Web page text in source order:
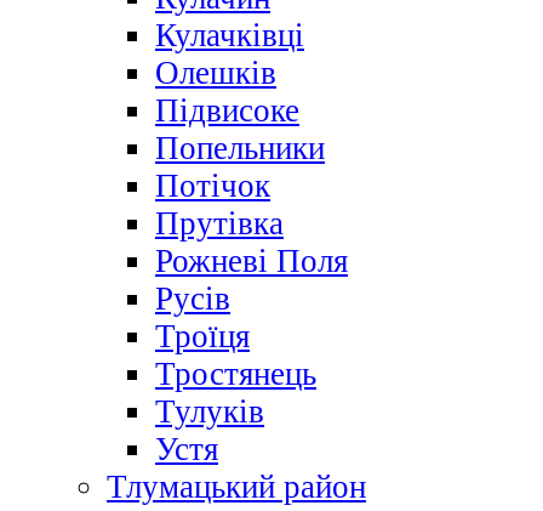
Кулачківці
Олешків
Підвисоке
Попельники
Потічок
Прутівка
Рожневі Поля
Русів
Троїця
Тростянець
Тулуків
Устя
Тлумацький район